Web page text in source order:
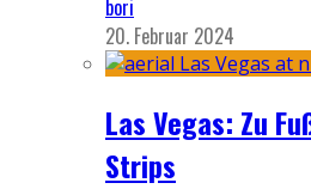
bori
20. Februar 2024
Las Vegas: Zu
Strips